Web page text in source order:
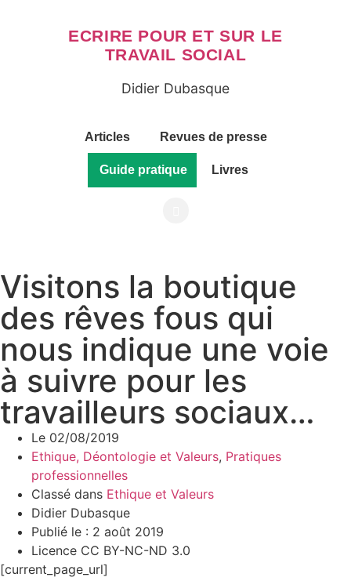
ECRIRE POUR ET SUR LE
TRAVAIL SOCIAL
Didier Dubasque
Articles Revues de presse
Guide pratique Livres
Visitons la boutique
des rêves fous qui
nous indique une voie
à suivre pour les
travailleurs sociaux…
Le 02/08/2019
Ethique, Déontologie et Valeurs, Pratiques
professionnelles
Classé dans Ethique et Valeurs
Didier Dubasque
Publié le : 2 août 2019
Licence CC BY-NC-ND 3.0
[current_page_url]